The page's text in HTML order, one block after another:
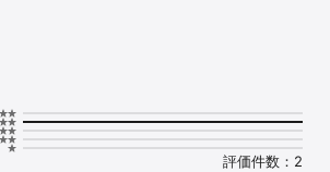
評価件数：2